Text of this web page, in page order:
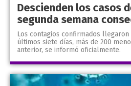
Descienden los casos
segunda semana
Los contagios confirmados
últimos siete días, más de 200
anterior, se informó oficialmente.